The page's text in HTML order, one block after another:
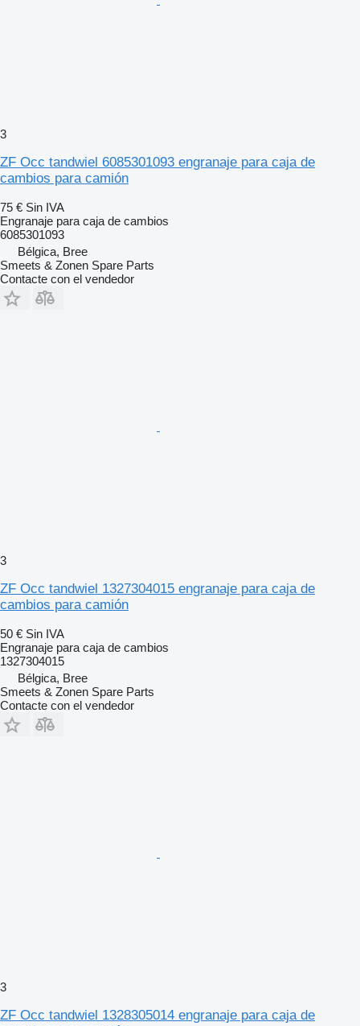
3
ZF Occ tandwiel 6085301093 engranaje para caja de
cambios para camión
75 € Sin IVA
Engranaje para caja de cambios
6085301093
Bélgica, Bree
Smeets & Zonen Spare Parts
Contacte con el vendedor
3
ZF Occ tandwiel 1327304015 engranaje para caja de
cambios para camión
50 € Sin IVA
Engranaje para caja de cambios
1327304015
Bélgica, Bree
Smeets & Zonen Spare Parts
Contacte con el vendedor
3
ZF Occ tandwiel 1328305014 engranaje para caja de